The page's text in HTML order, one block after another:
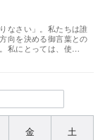
なさい」。私たちは誰
向を決める御言葉との
私にとっては、使…
金 土